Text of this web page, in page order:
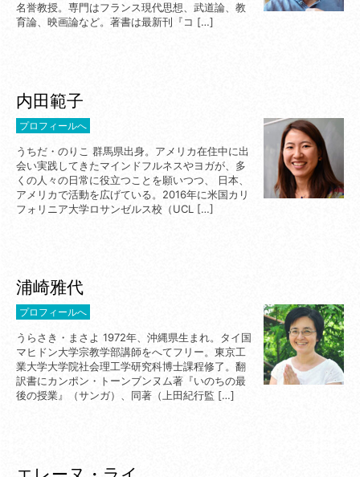
名誉教授。専門はフランス現代思想、武道論、教
育論、映画論など。著書は最新刊『コ […]
内田範子
うちだ・のりこ 群馬県出身。アメリカ在住中に出
会い実践してきたマインドフルネスやヨガが、多
くの人々の日常に役立つことを願いつつ、 日本、
アメリカで活動を広げている。2016年に米国カリ
フォリニア大学ロサンゼルス校（UCL […]
プロフィールへ
浦崎雅代
うらさき・まさよ 1972年、沖縄県生まれ。タイ国
マヒドン大学宗教学部講師をへてフリー。東京工
業大学大学院社会理工学研究科博士課程修了。翻
訳書にカンポン・トーンブンヌム著『いのちの最
後の授業』（サンガ）、同著（上田紀行監 […]
プロフィールへ